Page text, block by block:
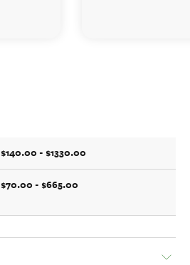
$140.00 - $1330.00
$70.00 - $665.00